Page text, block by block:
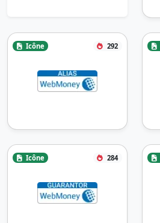
Icône 292
Icône 284